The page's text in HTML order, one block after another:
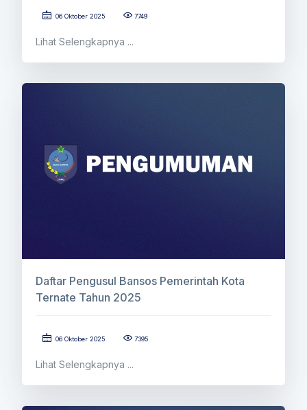
06 Oktober 2025 7749
Lihat Selengkapnya ...
Daftar Pengusul Bansos Pemerintah Kota
Ternate Tahun 2025
06 Oktober 2025 7395
Lihat Selengkapnya ...